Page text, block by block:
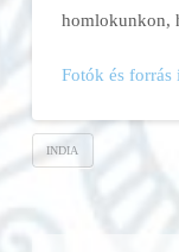
homlokunkon,
Fotók és forrás
INDIA